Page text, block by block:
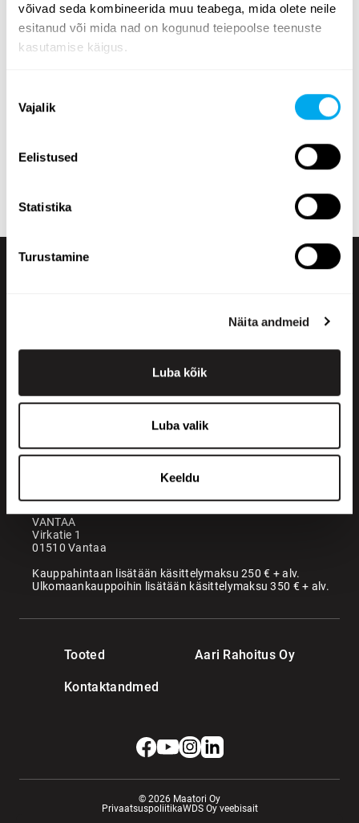
võivad seda kombineerida muu teabega, mida olete neile
esitanud või mida nad on kogunud teiepoolse teenuste
kasutamise käigus.
valik
Vajalik
Eelistused
Statistika
Turustamine
Näita andmeid
Luba kõik
Luba valik
Keeldu
Kasutage lehe küljel olevaid rasketehnika
otsingukriteeriume, et leida vajadustele vastav traktor,
toote asukoha, väljalaskeaasta, hinna, kuulutuse tüübi
või toote täismassi järgi.
Tutvuge Maatori rasketehnika valikuga ja leidke oma
vajadustele sobiv toode! Kui te ei leia õiget, võite alati
Tooted Aari Rahoitus Oy
Kontaktandmed
+358 200 70070
Kontor
VANTAA
Virkatie 1
01510 Vantaa
Kauppahintaan lisätään käsittelymaksu 250 € + alv.
Ulkomaankauppoihin lisätään käsittelymaksu 350 € + alv.
© 2026 Maatori Oy
PrivaatsuspoliitikaWDS Oy veebisait